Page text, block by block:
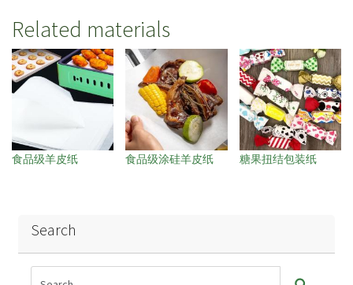
Related materials
食品级羊皮纸 食品级涂硅羊皮纸 糖果扭结包装纸
Search